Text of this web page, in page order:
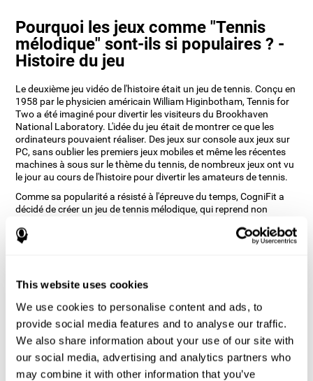
This website uses cookies
We use cookies to personalise content and ads, to
provide social media features and to analyse our traffic.
We also share information about your use of our site with
our social media, advertising and analytics partners who
may combine it with other information that you’ve
Pourquoi les jeux comme "Tennis
mélodique" sont-ils si populaires ? -
Histoire du jeu
Le deuxième jeu vidéo de l'histoire était un jeu de tennis. Conçu en
1958 par le physicien américain William Higinbotham, Tennis for
Two a été imaginé pour divertir les visiteurs du Brookhaven
National Laboratory. L'idée du jeu était de montrer ce que les
ordinateurs pouvaient réaliser. Des jeux sur console aux jeux sur
PC, sans oublier les premiers jeux mobiles et même les récentes
machines à sous sur le thème du tennis, de nombreux jeux ont vu
le jour au cours de l'histoire pour divertir les amateurs de tennis.
Comme sa popularité a résisté à l'épreuve du temps, CogniFit a
décidé de créer un jeu de tennis mélodique, qui reprend non
viser, mais ajoute également des signaux auditifs afin de divertir
l'utilisateur tout en entraînant ses capacités cognitives.
mélodique" améliore-t-il mes
capacités cognitives ?
Le fait de jouer et de s'entraîner de manière répétée à des jeux
comme Tennis mélodique de CogniFit stimule un modèle
d'activation neuronale spécifique qui aide les circuits neuronaux à
se réorganiser et à récupérer les fonctions cognitives affaiblies ou